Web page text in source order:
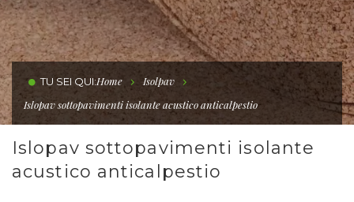
TU SEI QUI:Home
Isolpav
Islopav sottopavimenti isolante acustico anticalpestio
Islopav sottopavimenti isolante
acustico anticalpestio